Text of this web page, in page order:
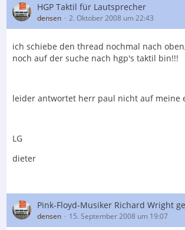
HGP Taktil für Lautsprecher
densen 2. Oktober 2008 um 22:43
ich schiebe den thread nochmal nach
noch auf der suche nach hgp's taktil bin!!!
leider antwortet herr paul nicht auf meine
LG
dieter
Pink-Floyd-Musiker Richard Wright
densen 15. September 2008 um 19:07